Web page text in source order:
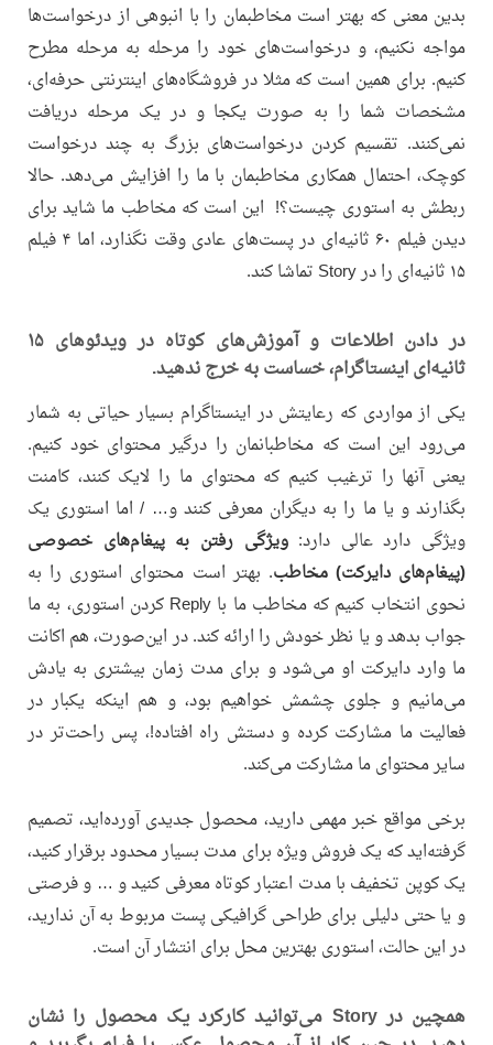
بدین معنی که بهتر است مخاطبمان را با انبوهی از درخواست‌ها
مواجه نکنیم، و درخواست‌های خود را مرحله به مرحله مطرح
کنیم. برای همین است که مثلا در فروشگاه‌های اینترنتی حرفه‌ای،
مشخصات شما را به صورت یکجا و در یک مرحله دریافت
نمی‌کنند. تقسیم کردن درخواست‌های بزرگ به چند درخواست
کوچک، احتمال همکاری مخاطبمان با ما را افزایش می‌دهد. حالا
ربطش به استوری چیست؟! این است که مخاطب ما شاید برای
دیدن فیلم ۶۰ ثانیه‌ای در پست‌های عادی وقت نگذارد، اما ۴ فیلم
۱۵ ثانیه‌ای را در Story تماشا کند.
در دادن اطلاعات و آموزش‌های کوتاه در ویدئوهای ۱۵
ثانیه‌ای اینستاگرام، خساست به خرج ندهید.
یکی از مواردی که رعایتش در اینستاگرام بسیار حیاتی به شمار
می‌رود این است که مخاطبانمان را درگیر محتوای خود کنیم.
یعنی آنها را ترغیب کنیم که محتوای ما را لایک کنند، کامنت
بگذارند و یا ما را به دیگران معرفی کنند و… / اما استوری یک
ویژگی دارد عالی دارد:ویژگی رفتن به پیغام‌های خصوصی
(پیغام‌های دایرکت) مخاطب. بهتر است محتوای استوری را به
نحوی انتخاب کنیم که مخاطب ما با Reply کردن استوری، به ما
جواب بدهد و یا نظر خودش را ارائه کند. در این‌صورت، هم اکانت
ما وارد دایرکت او می‌شود و برای مدت زمان بیشتری به یادش
می‌مانیم و جلوی چشمش خواهیم بود، و هم اینکه یکبار در
فعالیت ما مشارکت کرده و دستش راه افتاده!، پس راحت‌تر در
سایر محتوای ما مشارکت می‌کند.
برخی مواقع خبر مهمی دارید، محصول جدیدی آورده‌اید، تصمیم
گرفته‌اید که یک فروش ویژه برای مدت بسیار محدود برقرار کنید،
یک کوپن تخفیف با مدت اعتبار کوتاه معرفی کنید و … و فرصتی
و یا حتی دلیلی برای طراحی گرافیکی پست مربوط به آن ندارید،
در این حالت، استوری بهترین محل برای انتشار آن است.
همچین در Story می‌توانید کارکرد یک محصول را نشان